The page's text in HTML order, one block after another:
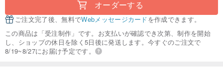
オーダーする
ご注文完了後、無料でWebメッセージカードを作成できます。
この商品は「受注制作」です。お支払いが確認でき次第、制作を開始
し、ショップの休日を除く5日後に発送します。今すぐのご注文で
8/19~8/27にお届け予定です。